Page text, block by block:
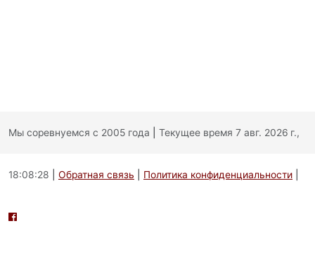
Мы соревнуемся с 2005 года Текущее время 7 авг. 2026 г.,
18:08:28 Обратная связь Политика конфиденциальности